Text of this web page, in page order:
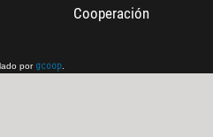
por gcoop